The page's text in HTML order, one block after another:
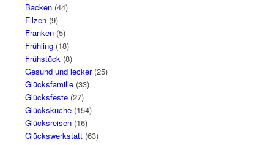
Backen(44)
Filzen(9)
Franken(5)
Frühling(18)
Frühstück (8)
Gesund und lecker(25)
Glücksfamilie(33)
Glücksfeste(27)
Glücksküche(154)
Glücksreisen(16)
Glückswerkstatt(63)